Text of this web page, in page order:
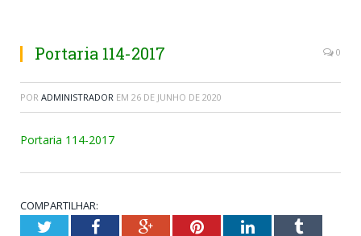
Portaria 114-2017 0
POR ADMINISTRADOR EM 26 DE JUNHO DE 2020
Portaria 114-2017
COMPARTILHAR:
TwitterFacebookGoogle+PinterestLinkedInTumblr